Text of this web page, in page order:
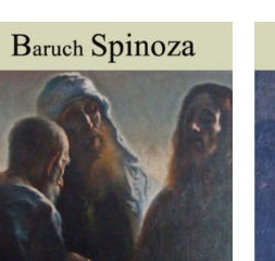
AJOUTER AU PANIER
DÉTAILS